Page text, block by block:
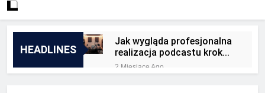
HEADLINES
Jak wygląda profesjonalna
realizacja podcastu krok
po kroku?
2 Miesiące Ago